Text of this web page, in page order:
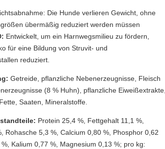
Die Hunde verlieren Gewicht, ohne
übermäßig reduziert werden müssen
Entwickelt, um ein Harnwegsmilieu zu fördern,
für eine Bildung von Struvit- und
reduziert.
Getreide, pflanzliche Nebenerzeugnisse, Fleisch
(8 % Huhn), pflanzliche
Saaten, Mineralstoffe.
Protein 25,4 %, Fettgehalt 11,1 %,
Rohasche 5,3 %, Calcium 0,80 %, Phosphor 0,62
Kalium 0,77 %, Magnesium 0,13 %; pro kg: